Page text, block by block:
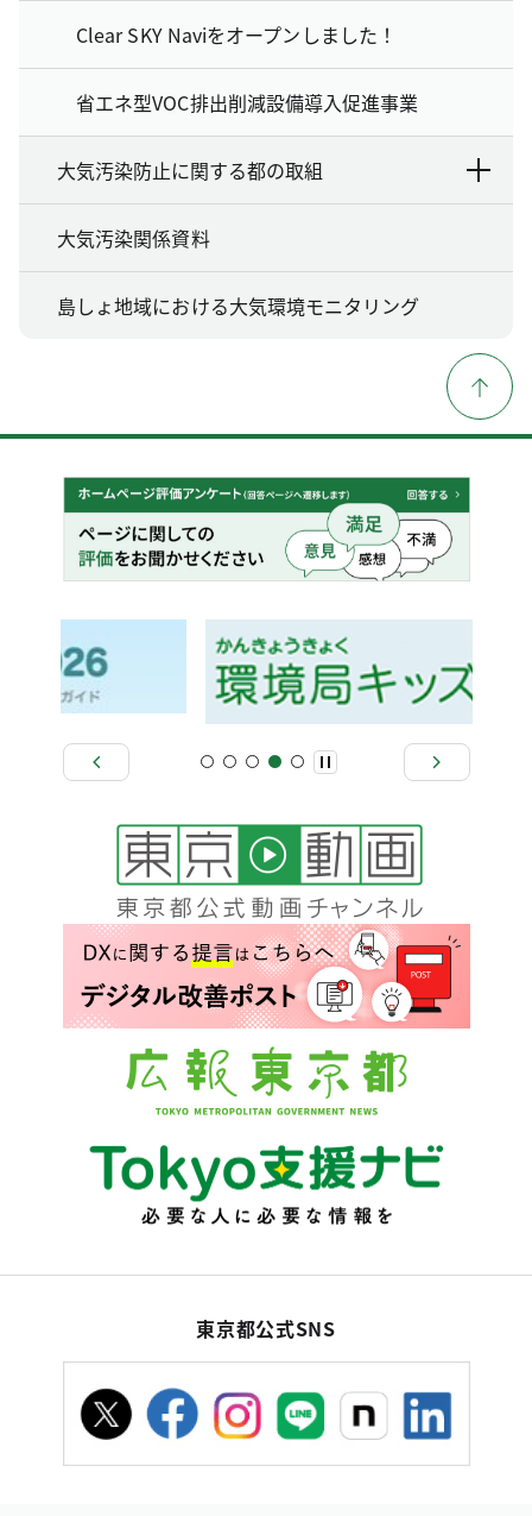
Clear SKY Naviをオープンしました！
省エネ型VOC排出削減設備導入促進事業
大気汚染防止に関する都の取組
大気汚染関係資料
島しょ地域における大気環境モニタリング
東京都公式SNS